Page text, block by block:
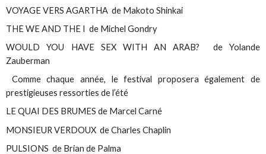
VOYAGE VERS AGARTHA de Makoto Shinkai
THE WE AND THE I de Michel Gondry
WOULD YOU HAVE SEX WITH AN ARAB? de Yolande
Zauberman
Comme chaque année, le festival proposera également de
prestigieuses ressorties de l’été
LE QUAI DES BRUMES de Marcel Carné
MONSIEUR VERDOUX de Charles Chaplin
PULSIONS de Brian de Palma